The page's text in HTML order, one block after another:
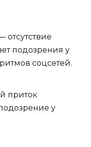
отсутствие
подозрения у
соцсетей.
приток
у